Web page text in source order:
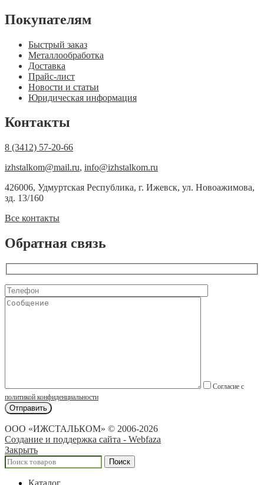
Покупателям
Быстрый заказ
Металлообработка
Доставка
Прайс-лист
Новости и статьи
Юридическая информация
Контакты
8 (3412) 57-20-66
izhstalkom@mail.ru, info@izhstalkom.ru
426006, Удмуртская Республика, г. Ижевск, ул. Новоажимова,
зд. 13/160
Все контакты
Обратная связь
Согласие с
политикой конфиденциальности
ООО «ИЖСТАЛЬКОМ» © 2006-2026
Создание и поддержка сайта - Webfaza
Закрыть
Поиск
Каталог